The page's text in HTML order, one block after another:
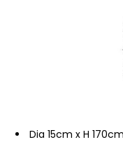
Dia 15cm x H